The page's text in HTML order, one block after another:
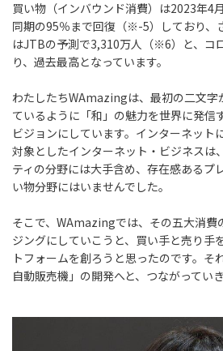
買い物（インバウンド消費）は2023年4
同期の95％まで回復（※-5）しており、
はJTBの予測で3,310万人（※6）と、コ
り、過去最高となっています。
わたしたちWAmazingは、最初の二文字
ているように「和」の魅力を世界に発信
ビジョンにしています。インターネット
対象としたインターネット・ビジネスは
ティの分野には大手含め、存在感あるプ
い物分野にはいませんでした。
そこで、WAmazingでは、その五大消費
ジングにしていこうと、買い手と売り手
トフォームを創ろうと思ったのです。そ
自動販売機」の開発へと、つながっていき